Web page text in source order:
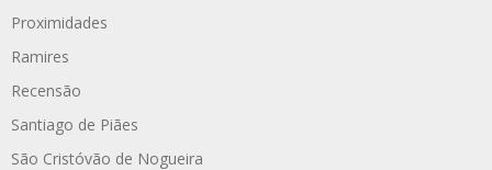
Proximidades
Ramires
Recensão
Santiago de Piães
São Cristóvão de Nogueira